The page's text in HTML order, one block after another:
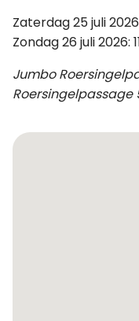
Zaterdag 25 juli
Zondag 26 juli 2026:
Jumbo
Roersingelpassage